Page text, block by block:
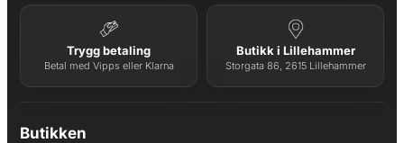
Trygg betaling
Betal med Vipps eller Klarna
Butikk i Lillehammer
Storgata 86, 2615 Lillehammer
Butikken